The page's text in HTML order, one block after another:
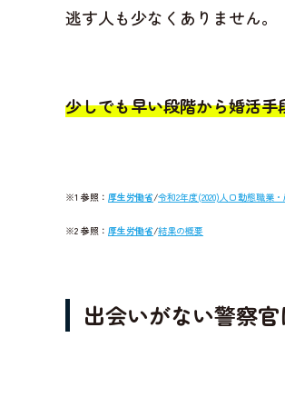
逃す人も少なくありません。
少しでも早い段階から婚活手
※1 参照： 厚生労働省/令和2年度(2020)人口動態職業
※2 参照： 厚生労働省/結果の概要
出会いがない警察